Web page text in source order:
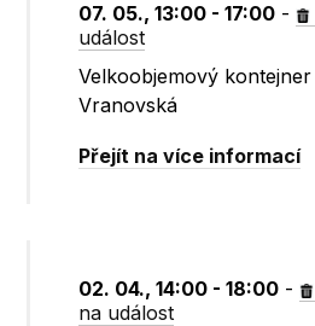
07. 05., 13:00 - 17:00 -
událost
Velkoobjemový
Vranovská
Přejít na více informací
02. 04., 14:00 - 18:00 -
na událost